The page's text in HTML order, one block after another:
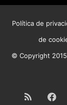
Política de
de
© Copyright
RSS